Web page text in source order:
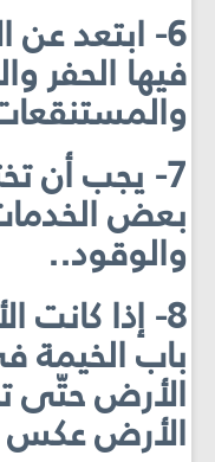
6- ابتعد عن
فيها الحفر
7- يجب أن
بعض
والوقود..
8- إذا
باب الخيمة
الأرض حتّى
الأرض عكس